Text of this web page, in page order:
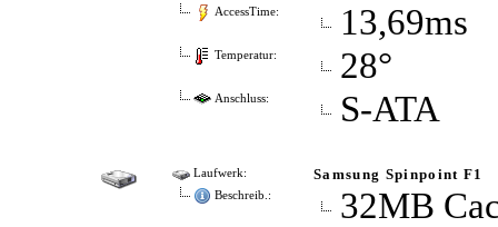
AccessTime: 13,69ms
Temperatur: 28°
Anschluss: S-ATA
Laufwerk: Samsung Spinpoint F1
Beschreib.: 32MB